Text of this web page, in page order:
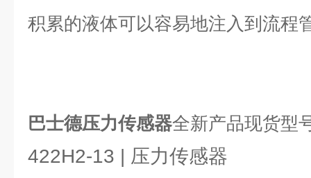
积累的液体可以容易地注入到流程
巴士德压力传感器全新产品现货型
422H2-13 | 压力传感器